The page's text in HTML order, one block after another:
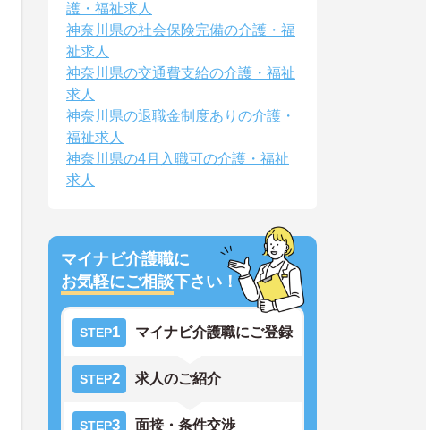
護・福祉求人
神奈川県の社会保険完備の介護・福
祉求人
神奈川県の交通費支給の介護・福祉
求人
神奈川県の退職金制度ありの介護・
福祉求人
神奈川県の4月入職可の介護・福祉
求人
マイナビ介護職に
お気軽にご相談下さい！
STEP1 マイナビ介護職にご登録
STEP2 求人のご紹介
STEP3 面接・条件交渉